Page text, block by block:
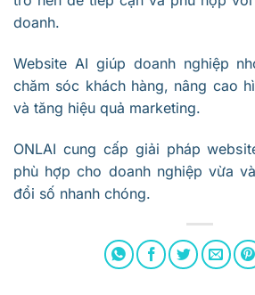
doanh.
Website AI giúp doanh nghiệp
chăm sóc khách hàng, nâng cao
và tăng hiệu quả marketing.
ONLAI cung cấp giải pháp
phù hợp cho doanh nghiệp vừa
đổi số nhanh chóng.